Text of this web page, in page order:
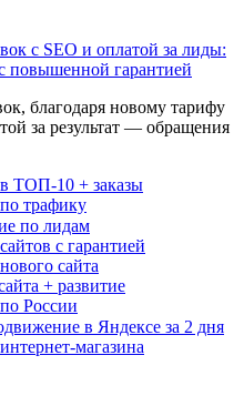
с SEO и оплатой за лиды:
повышенной гарантией
благодаря новому тарифу
за результат — обращения
ТОП-10 + заказы
трафику
по лидам
с гарантией
сайта
+ развитие
России
в Яндексе за 2 дня
магазина